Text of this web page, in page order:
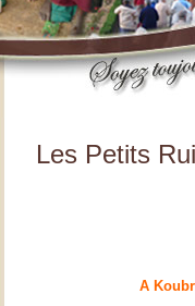
Les Petits
A